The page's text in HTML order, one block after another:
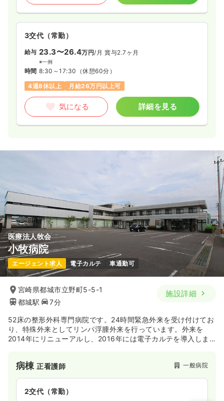
3交代（常勤）
給与 23.3〜26.4万円/月 賞与2.7ヶ月
※一例
時間 8:30～17:30 （休憩60分）
4週8休以上
月給26万円以上可
気になる 詳細を見る
医療法人牧会
小牧病院
エージェント求人 電子カルテ 車通勤可
宮崎県都城市立野町5-5-1
都城駅
7分
施設詳細
52床の整形外科専門病院です。24時間緊急外来を受け付けてお
り、特殊外来としてリンパ浮腫外来を行っています。外来を
2014年にリニューアルし、2016年には電子カルテを導入しま
ます。
病棟正看護師 一般病院
2交代（常勤）